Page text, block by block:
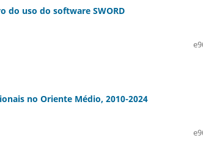
do uso do software SWORD
no Oriente Médio, 2010-2024